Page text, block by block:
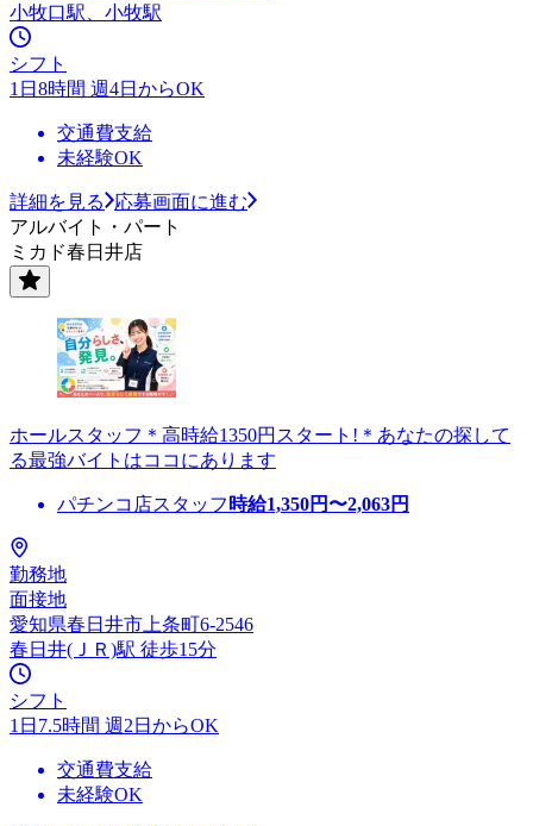
小牧口駅、小牧駅
シフト
1日8時間 週4日からOK
交通費支給
未経験OK
詳細を見る
応募画面に進む
アルバイト・パート
ミカド春日井店
ホールスタッフ＊高時給1350円スタート!＊あなたの探して
る最強バイトはココにあります
パチンコ店スタッフ 時給1,350円〜2,063円
勤務地
面接地
愛知県春日井市上条町6-2546
春日井(ＪＲ)駅 徒歩15分
シフト
1日7.5時間 週2日からOK
交通費支給
未経験OK